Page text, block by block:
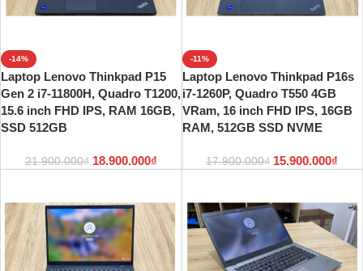
-14%
Laptop Lenovo Thinkpad P15
Gen 2 i7-11800H, Quadro T1200,
15.6 inch FHD IPS, RAM 16GB,
SSD 512GB
21.900.000₫ 18.900.000₫
-11%
Laptop Lenovo Thinkpad P16s
i7-1260P, Quadro T550 4GB
VRam, 16 inch FHD IPS, 16GB
RAM, 512GB SSD NVME
17.900.000₫ 15.900.000₫